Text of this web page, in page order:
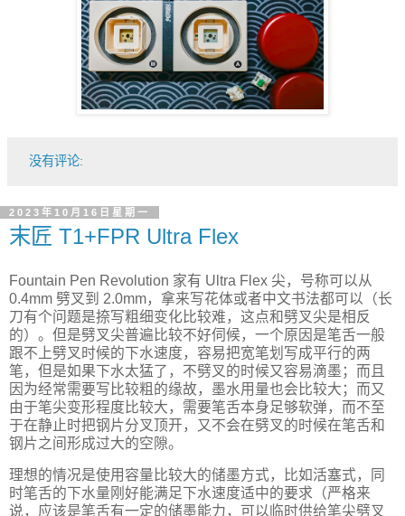
没有评论:
2023年10月16日星期一
末匠 T1+FPR Ultra Flex
Fountain Pen Revolution 家有 Ultra Flex 尖，号称可以从
0.4mm 劈叉到 2.0mm，拿来写花体或者中文书法都可以（长
刀有个问题是捺写粗细变化比较难，这点和劈叉尖是相反
的）。但是劈叉尖普遍比较不好伺候，一个原因是笔舌一般
跟不上劈叉时候的下水速度，容易把宽笔划写成平行的两
笔，但是如果下水太猛了，不劈叉的时候又容易滴墨；而且
因为经常需要写比较粗的缘故，墨水用量也会比较大；而又
由于笔尖变形程度比较大，需要笔舌本身足够软弹，而不至
于在静止时把钢片分叉顶开，又不会在劈叉的时候在笔舌和
钢片之间形成过大的空隙。
理想的情况是使用容量比较大的储墨方式，比如活塞式，同
时笔舌的下水量刚好能满足下水速度适中的要求（严格来
说，应该是笔舌有一定的储墨能力，可以临时供给笔尖劈叉